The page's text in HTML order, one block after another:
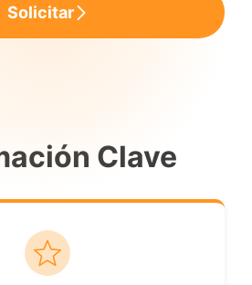
Solicitar
Clave